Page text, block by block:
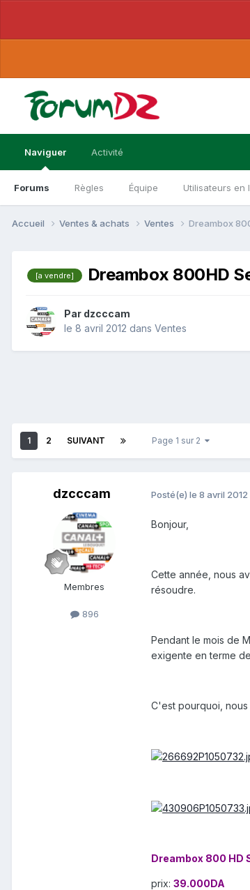
Naviguer
Forums Règles Équipe Utilisateurs en
Activité
Accueil Ventes & achats Ventes Dreambox
[a vendre] Dreambox 800HD
Par dzcccam
le 8 avril 2012 dans Ventes
1 2 SUIVANT Page 1 sur 2
dzcccam
Membres
896
Posté(e) le 8 avril 2012
Bonjour,
Cette année, nous
résoudre.
Pendant le mois de
exigente en terme
C'est pourquoi,
Dreambox 800 HD
prix: 39.000DA